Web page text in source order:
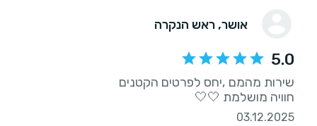
אושר, ראש הנקרה
5.0
חוויה מושלמת 🤍🤍
03.12.2025